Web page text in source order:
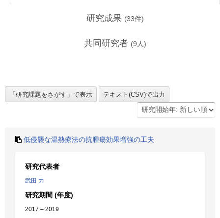
研究成果 (33件)
共同研究者 (9 人)
低侵襲な温熱療法の抗腫瘍効果増強の工夫
研究代表者
武田 力
研究期間 (年度)
2017 – 2019